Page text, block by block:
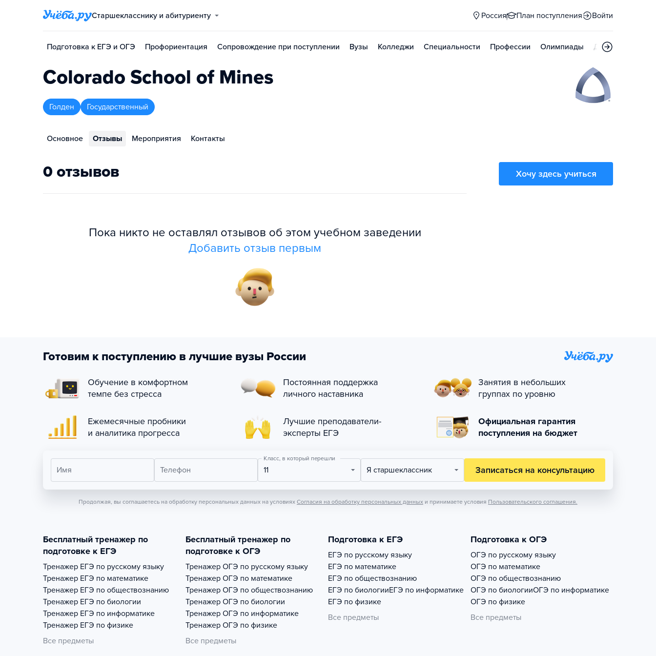
Старшекласснику и абитуриенту Россия План поступления Войти
Подготовка к ЕГЭ и ОГЭ Профориентация Сопровождение при поступлении Вузы Колледжи Специальности Профессии Олимпиады Дни открытых
Colorado School of Mines
Голден Государственный
Основное Отзывы Мероприятия Контакты
0 отзывов
Пока никто не оставлял отзывов об этом учебном заведении
Добавить отзыв первым
Хочу здесь учиться
Готовим к поступлению в лучшие вузы России
Обучение в комфортном
темпе без стресса
Постоянная поддержка
личного наставника
Занятия в небольших
группах по уровню
Ежемесячные пробники
и аналитика прогресса
Лучшие преподаватели-
эксперты ЕГЭ
Официальная гарантия
поступления на бюджет
Имя Телефон
Класс, в который перешли
11 Я старшеклассник Записаться на консультацию
Продолжая, вы соглашаетесь на обработку персональных данных на условиях Согласия на обработку персональных данных и принимаете условия Пользовательского соглашения.
Бесплатный тренажер по
подготовке к ЕГЭ
Тренажер ЕГЭ по русскому языку
Тренажер ЕГЭ по математике
Тренажер ЕГЭ по обществознанию
Тренажер ЕГЭ по биологии
Тренажер ЕГЭ по информатике
Тренажер ЕГЭ по физике
Все предметы
Бесплатный тренажер по
подготовке к ОГЭ
Тренажер ОГЭ по русскому языку
Тренажер ОГЭ по математике
Тренажер ОГЭ по обществознанию
Тренажер ОГЭ по биологии
Тренажер ОГЭ по информатике
Тренажер ОГЭ по физике
Все предметы
Подготовка к ЕГЭ
ЕГЭ по русскому языку
ЕГЭ по математике
ЕГЭ по обществознанию
ЕГЭ по биологииЕГЭ по информатике
ЕГЭ по физике
Все предметы
Подготовка к ОГЭ
ОГЭ по русскому языку
ОГЭ по математике
ОГЭ по обществознанию
ОГЭ по биологииОГЭ по информатике
ОГЭ по физике
Все предметы